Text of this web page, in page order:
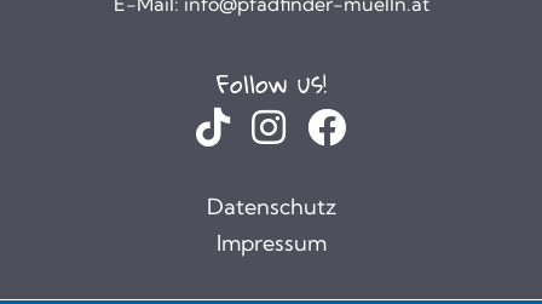
Follow us!
Datenschutz
Impressum